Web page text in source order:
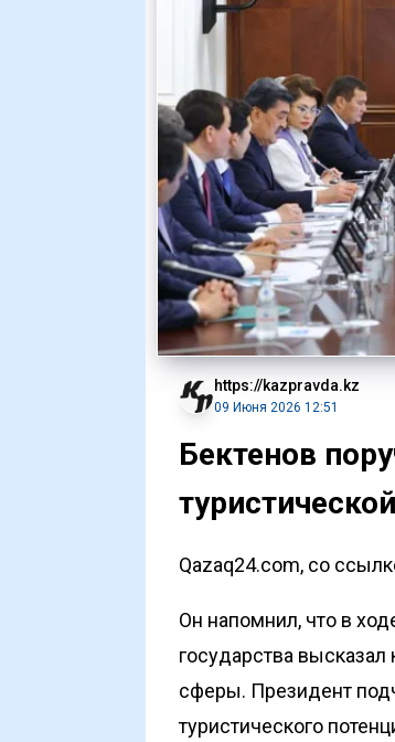
https://kazpravda.kz
09 Июня 2026 12:51
Бектенов
Qazaq24.com, со
Он напомнил, что в
государства высказал
сферы. Президент
туристического